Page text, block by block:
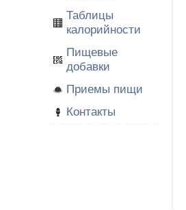
Таблицы
калорийности
Пищевые
добавки
Приемы пищи
Контакты